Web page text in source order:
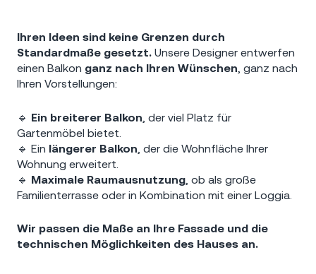
Ihren Ideen sind keine Grenzen durch
Standardmaße gesetzt. Unsere Designer entwerfen
einen Balkon ganz nach Ihren Wünschen , ganz nach
Ihren Vorstellungen:
🔹 Ein breiterer Balkon , der viel Platz für
Gartenmöbel bietet.
🔹 Ein längerer Balkon , der die Wohnfläche Ihrer
Wohnung erweitert.
🔹 Maximale Raumausnutzung , ob als große
Familienterrasse oder in Kombination mit einer Loggia.
Wir passen die Maße an Ihre Fassade und die
technischen Möglichkeiten des Hauses an.